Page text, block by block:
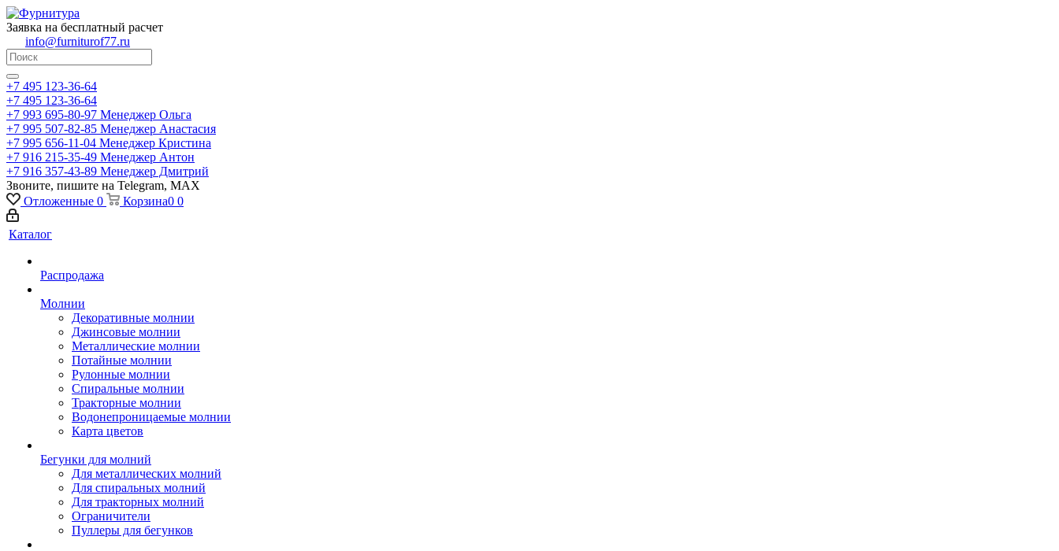
Заявка на бесплатный расчет
info@furniturof77.ru
+7 495 123-36-64
+7 495 123-36-64
+7 993 695-80-97 Менеджер Ольга
+7 995 507-82-85 Менеджер Анастасия
+7 995 656-11-04 Менеджер Кристина
+7 916 215-35-49 Менеджер Антон
+7 916 357-43-89 Менеджер Дмитрий
Звоните, пишите на Telegram, MAX
Отложенные 0 Корзина0 0
Каталог
Распродажа
Молнии
Декоративные молнии
Джинсовые молнии
Металлические молнии
Потайные молнии
Рулонные молнии
Спиральные молнии
Тракторные молнии
Водонепроницаемые молнии
Карта цветов
Бегунки для молний
Для металлических молний
Для спиральных молний
Для тракторных молний
Ограничители
Пуллеры для бегунков